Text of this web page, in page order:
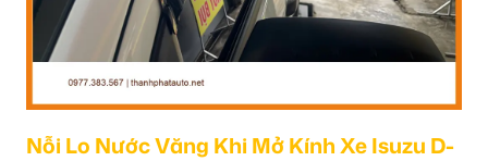
Nỗi Lo Nước Văng Khi Mở Kính Xe Isuzu D-